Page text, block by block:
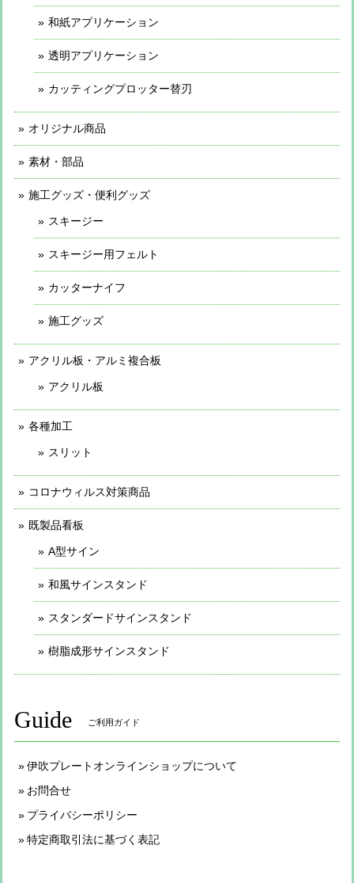
和紙アプリケーション
透明アプリケーション
カッティングプロッター替刃
オリジナル商品
素材・部品
施工グッズ・便利グッズ
スキージー
スキージー用フェルト
カッターナイフ
施工グッズ
アクリル板・アルミ複合板
アクリル板
各種加工
スリット
コロナウィルス対策商品
既製品看板
A型サイン
和風サインスタンド
スタンダードサインスタンド
樹脂成形サインスタンド
Guide ご利用ガイド
伊吹プレートオンラインショップについて
お問合せ
プライバシーポリシー
特定商取引法に基づく表記